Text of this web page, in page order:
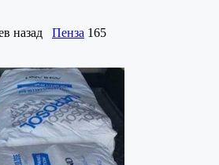
назад Пенза 165